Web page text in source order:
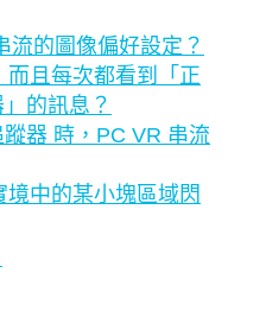
流的圖像偏好設定？
且每次都看到「正
的訊息？
器 時，PC VR 串流
中的某小塊區域閃